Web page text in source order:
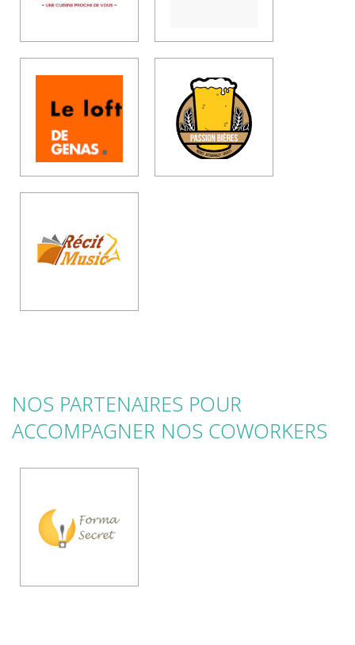
NOS PARTENAIRES POUR
ACCOMPAGNER NOS COWORKERS